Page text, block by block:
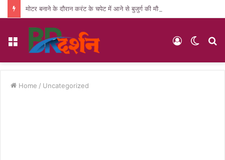
मोटर बनाने के दौरान करंट के चपेट में आने से बुजुर्ग की मौत, पसरा मातम
Menu
Switch
Log
Home / Uncategorized